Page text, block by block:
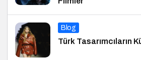
Blog
Türk Tasarımcıların